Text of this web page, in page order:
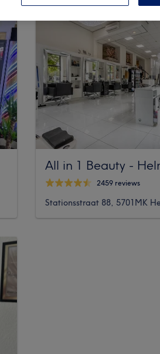
All in 1 Beauty -
2459 reviews
Stationsstraat 88, 5701MK